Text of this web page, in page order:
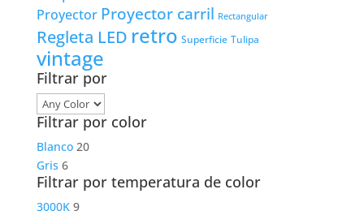
Proyector Proyector carril Rectangular
Regleta LED retro Superficie Tulipa
vintage
Filtrar por
Filtrar por color
Blanco 20
Gris 6
Filtrar por temperatura de color
3000K 9